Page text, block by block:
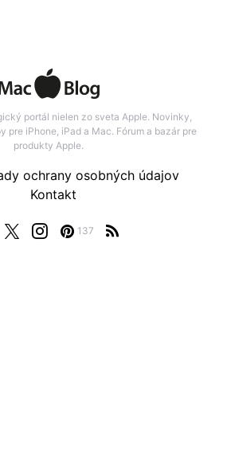
portál nielen zo sveta Apple. Novinky,
pre iPhone, iPad a Mac. Fórum a bazár pre
produkty Apple.
137
ochrany osobných údajov
Kontakt